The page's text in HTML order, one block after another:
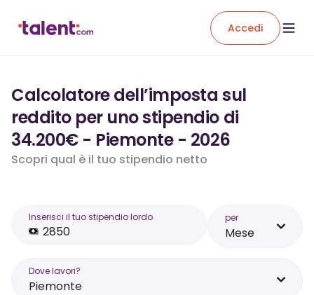
Accedi
Calcolatore dell’imposta sul
reddito per uno stipendio di
34.200€ - Piemonte - 2026
Scopri qual è il tuo stipendio netto
Inserisci il tuo stipendio lordo per
Mese
Dove lavori?
Piemonte